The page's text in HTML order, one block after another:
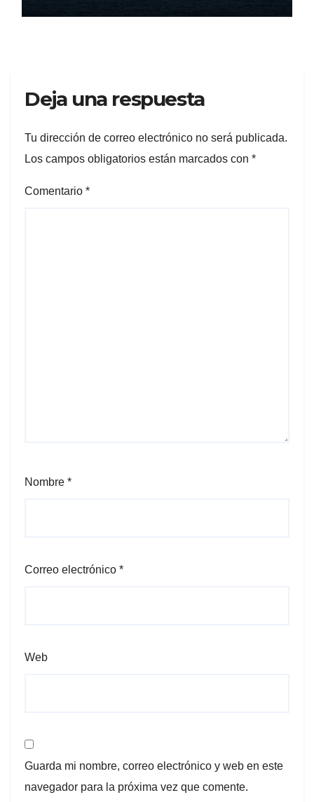
Deja una respuesta
Tu dirección de correo electrónico no será publicada.
Los campos obligatorios están marcados con *
Comentario *
Nombre *
Correo electrónico *
Web
Guarda mi nombre, correo electrónico y web en este
navegador para la próxima vez que comente.